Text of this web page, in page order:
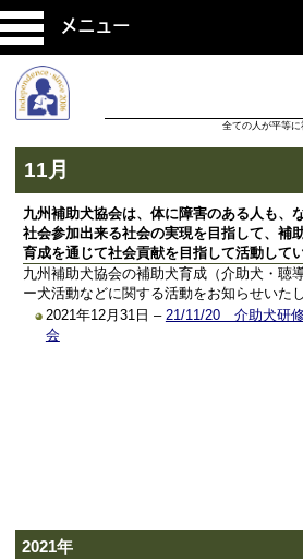
メニュー
全ての人が平等
11月
九州補助犬協会は、体に障害のある人も、
社会参加出来る社会の実現を目指して、補
育成を通じて社会貢献を目指して活動してい
九州補助犬協会の補助犬育成（介助犬・聴
ー犬活動などに関する活動をお知らせいたし
2021年12月31日 – 21/11/20 介助犬研
会
2021年